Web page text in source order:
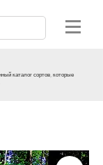
каталог сортов, которые